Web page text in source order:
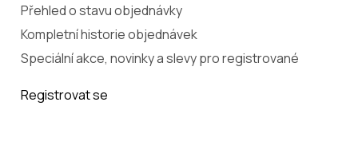
Přehled o stavu objednávky
Kompletní historie objednávek
Speciální akce, novinky a slevy pro registrované
Registrovat se